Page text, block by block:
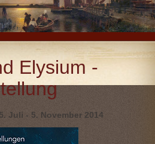
Elysium -
Juli - 5. November 2014